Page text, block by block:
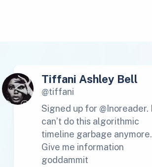
Tiffani Ashley Bell
@tiffani
Signed up for @Inoreader. I
can’t do this algorithmic
timeline garbage anymore.
Give me information
goddammit